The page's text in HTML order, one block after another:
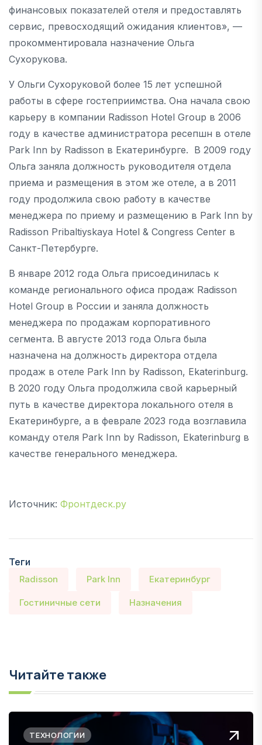
финансовых показателей отеля и предоставлять
сервис, превосходящий ожидания клиентов», —
прокомментировала назначение Ольга
Сухорукова.
У Ольги Сухоруковой более 15 лет успешной
работы в сфере гостеприимства. Она начала свою
карьеру в компании Radisson Hotel Group в 2006
году в качестве администратора ресепшн в отеле
Park Inn by Radisson в Екатеринбурге. В 2009 году
Ольга заняла должность руководителя отдела
приема и размещения в этом же отеле, а в 2011
году продолжила свою работу в качестве
менеджера по приему и размещению в Park Inn by
Radisson Pribaltiyskaya Hotel & Congress Center в
Санкт-Петербурге.
В январе 2012 года Ольга присоединилась к
команде регионального офиса продаж Radisson
Hotel Group в России и заняла должность
менеджера по продажам корпоративного
сегмента. В августе 2013 года Ольга была
назначена на должность директора отдела
продаж в отеле Park Inn by Radisson, Ekaterinburg.
В 2020 году Ольга продолжила свой карьерный
путь в качестве директора локального отеля в
Екатеринбурге, а в феврале 2023 года возглавила
команду отеля Park Inn by Radisson, Ekaterinburg в
качестве генерального менеджера.
Источник: Фронтдеск.ру
Теги
Radisson Park Inn Екатеринбург
Гостиничные сети Назначения
Читайте также
ТЕХНОЛОГИИ